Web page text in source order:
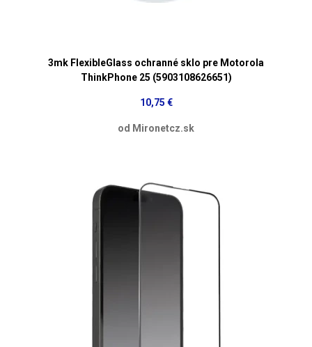
3mk FlexibleGlass ochranné sklo pre Motorola
ThinkPhone 25 (5903108626651)
10,75 €
od Mironetcz.sk